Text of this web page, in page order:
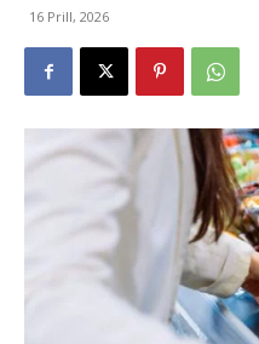
16 Prill, 2026